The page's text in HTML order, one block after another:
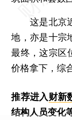
这是北京近
地，亦是十宗
最终，这宗区
价格拿下，综
推荐进入财新
结构人员变化